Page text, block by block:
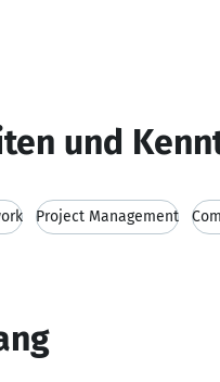
und
Project Management